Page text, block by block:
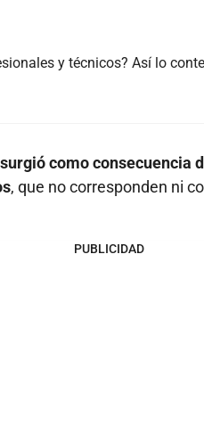
y técnicos? Así lo
como consecuencia
, que no corresponden ni
PUBLICIDAD